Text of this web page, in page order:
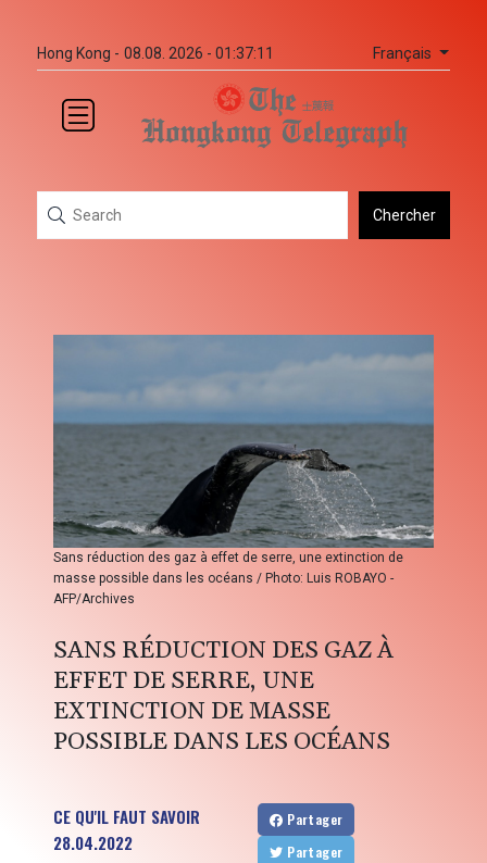
Hong Kong - 08.08. 2026 - 01:37:11 Français
Chercher
Sans réduction des gaz à effet de serre, une extinction de
masse possible dans les océans / Photo: Luis ROBAYO -
AFP/Archives
SANS RÉDUCTION DES GAZ À
EFFET DE SERRE, UNE
EXTINCTION DE MASSE
POSSIBLE DANS LES OCÉANS
CE QU'IL FAUT SAVOIR
28.04.2022
Partager
Partager